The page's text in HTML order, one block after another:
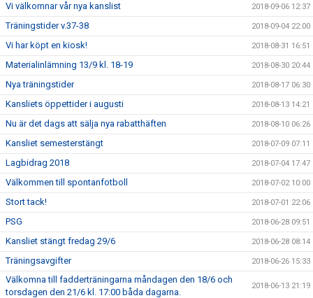
Vi välkomnar vår nya kanslist 2018-09-06 12:37
Träningstider v.37-38 2018-09-04 22:00
Vi har köpt en kiosk! 2018-08-31 16:51
Materialinlämning 13/9 kl. 18-19 2018-08-30 20:44
Nya träningstider 2018-08-17 06:30
Kansliets öppettider i augusti 2018-08-13 14:21
Nu är det dags att sälja nya rabatthäften 2018-08-10 06:26
Kansliet semesterstängt 2018-07-09 07:11
Lagbidrag 2018 2018-07-04 17:47
Välkommen till spontanfotboll 2018-07-02 10:00
Stort tack! 2018-07-01 22:06
PSG 2018-06-28 09:51
Kansliet stängt fredag 29/6 2018-06-28 08:14
Träningsavgifter 2018-06-26 15:33
Välkomna till fadderträningarna måndagen den 18/6 och
torsdagen den 21/6 kl. 17:00 båda dagarna.
2018-06-13 21:19